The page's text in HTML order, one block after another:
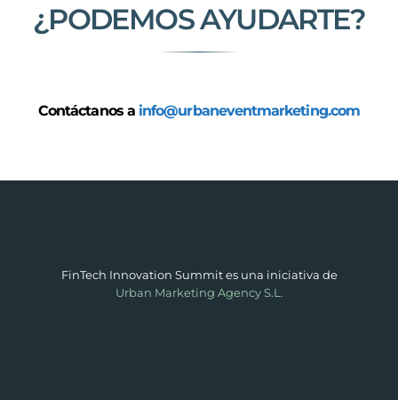
¿PODEMOS AYUDARTE?
Contáctanos a info@urbaneventmarketing.com
FinTech Innovation Summit es una iniciativa de
Urban Marketing Agency S.L.